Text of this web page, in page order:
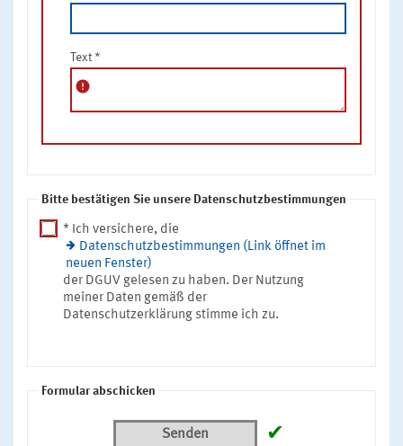
Text *
error
Bitte bestätigen Sie unsere Datenschutzbestimmungen
* Ich versichere, die
Datenschutzbestimmungen (Link öffnet im
neuen Fenster)
der DGUV gelesen zu haben. Der Nutzung
meiner Daten gemäß der
Datenschutzerklärung stimme ich zu.
Formular abschicken
Senden ✔